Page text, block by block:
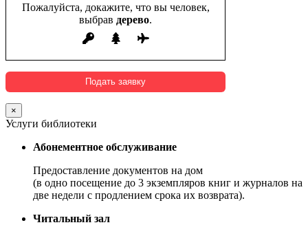
Пожалуйста, докажите, что вы человек,
выбрав дерево.
×
Услуги библиотеки
Абонементное обслуживание
Предоставление документов на дом
(в одно посещение до 3 экземпляров книг и журналов на
две недели с продлением срока их возврата).
Читальный зал